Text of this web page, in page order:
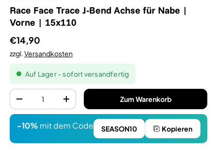
Race Face Trace J-Bend Achse für Nabe |
Vorne | 15x110
€14,90
zzgl.Versandkosten
Auf Lager – sofort versandfertig
Anzahl
-
+ Zum Warenkorb
-10% mit dem Code SEASON10 Kopieren